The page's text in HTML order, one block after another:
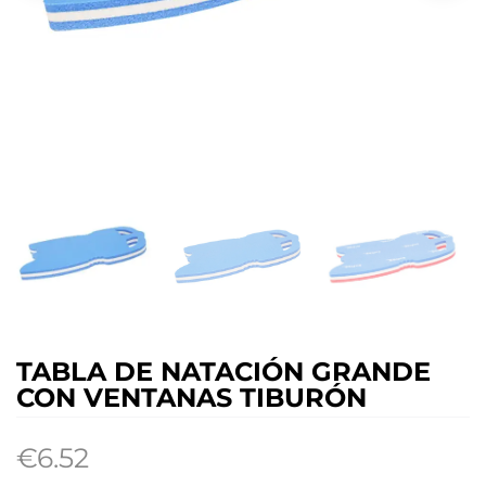
TABLA DE NATACIÓN GRANDE
CON VENTANAS TIBURÓN
€6.52